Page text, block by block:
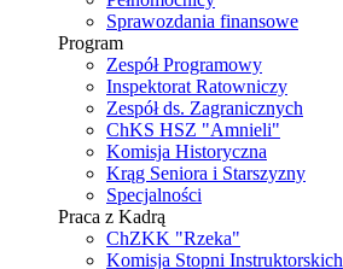
Sprawozdania finansowe
Program
Zespół Programowy
Inspektorat Ratowniczy
Zespół ds. Zagranicznych
ChKS HSZ "Amnieli"
Komisja Historyczna
Krąg Seniora i Starszyzny
Specjalności
Praca z Kadrą
ChZKK "Rzeka"
Komisja Stopni Instruktorskich